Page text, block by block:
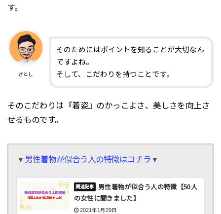
す。
さとし
そのためにはポイントを知ることが大切なん
ですよね。
そして、こだわりを持つことです。
そのこだわりは『着姿』のかっこよさ、美しさを向上さ
せるものです。
▼ 男性着物が似合う人の特徴はコチラ ▼
男性着物が似合う人の特徴【50人
の女性に聞きました】
2021年1月29日